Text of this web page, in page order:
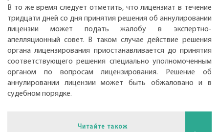
В то же время следует отметить, что лицензиат в течение
тридцати дней со дня принятия решения об аннулировании
лицензии может подать жалобу в экспертно-
апелляционный совет. В таком случае действие решения
органа лицензирования приостанавливается до принятия
соответствующего решения специально уполномоченным
органом по вопросам лицензирования. Решение об
аннулировании лицензии может быть обжаловано и в
судебном порядке.
Читайте також